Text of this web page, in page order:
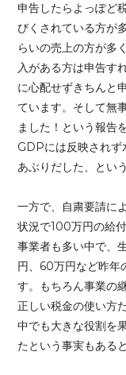
申告したらよっぽど
びくされている方が
らいの売上の方が多
入がある方は申告す
に心配せずきちんと
ています。そして無
ました！という報告
GDPには反映されず
あぶりだした、とい
一方で、自粛要請に
状況で100万円の給
事業者も多い中で、
円、60万円など昨年
す。もちろん事業の
正しい税金の使い方
中でも大きな役割を
たという事実もある